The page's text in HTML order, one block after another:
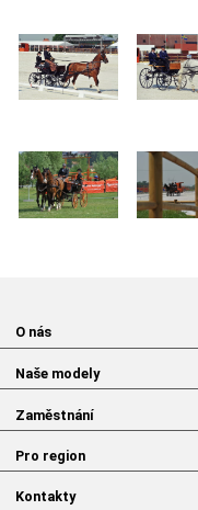
O nás
Naše modely
Zaměstnání
Pro region
Kontakty